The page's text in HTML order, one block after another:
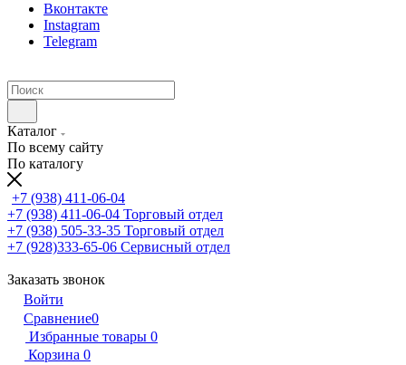
Вконтакте
Instagram
Telegram
Каталог
По всему сайту
По каталогу
+7 (938) 411-06-04
+7 (938) 411-06-04 Торговый отдел
+7 (938) 505-33-35 Торговый отдел
+7 (928)333-65-06 Сервисный отдел
Заказать звонок
Войти
Сравнение0
Избранные товары 0
Корзина 0